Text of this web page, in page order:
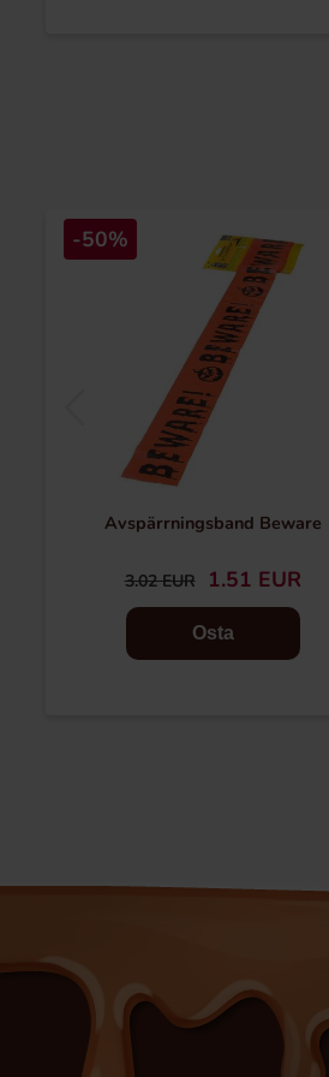
-50%
Avspärrningsband Beware
3.02 EUR 1.51 EUR
Osta